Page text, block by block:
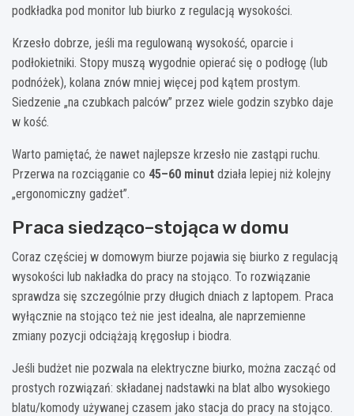
podkładka pod monitor lub biurko z regulacją wysokości.
Krzesło dobrze, jeśli ma regulowaną wysokość, oparcie i
podłokietniki. Stopy muszą wygodnie opierać się o podłogę (lub
podnóżek), kolana znów mniej więcej pod kątem prostym.
Siedzenie „na czubkach palców” przez wiele godzin szybko daje
w kość.
Warto pamiętać, że nawet najlepsze krzesło nie zastąpi ruchu.
Przerwa na rozciąganie co 45–60 minut działa lepiej niż kolejny
„ergonomiczny gadżet”.
Praca siedząco–stojąca w domu
Coraz częściej w domowym biurze pojawia się biurko z regulacją
wysokości lub nakładka do pracy na stojąco. To rozwiązanie
sprawdza się szczególnie przy długich dniach z laptopem. Praca
wyłącznie na stojąco też nie jest idealna, ale naprzemienne
zmiany pozycji odciążają kręgosłup i biodra.
Jeśli budżet nie pozwala na elektryczne biurko, można zacząć od
prostych rozwiązań: składanej nadstawki na blat albo wysokiego
blatu/komody używanej czasem jako stacja do pracy na stojąco.